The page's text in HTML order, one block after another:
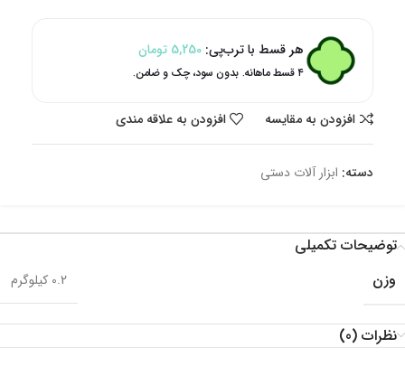
هر قسط با ترب‌پی: 5,250 تومان
۴ قسط ماهانه. بدون سود، چک و ضامن.
افزودن به مقایسه افزودن به علاقه مندی
دسته: ابزار آلات دستی
توضیحات تکمیلی
وزن
0.2 کیلوگرم
نظرات (0)